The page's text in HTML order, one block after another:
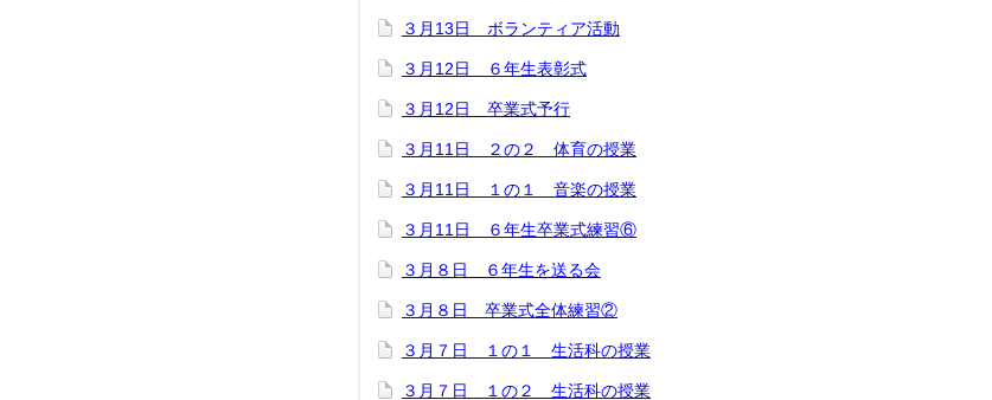
３月13日 ボランティア活動
３月12日 ６年生表彰式
３月12日 卒業式予行
３月11日 ２の２ 体育の授業
３月11日 １の１ 音楽の授業
３月11日 ６年生卒業式練習⑥
３月８日 ６年生を送る会
３月８日 卒業式全体練習②
３月７日 １の１ 生活科の授業
３月７日 １の２ 生活科の授業